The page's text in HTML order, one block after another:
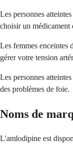
Les personnes
choisir un médicament
Les femmes enceintes
gérer votre tension
Les personnes
des problèmes de foie.
Noms de
L'amlodipine est